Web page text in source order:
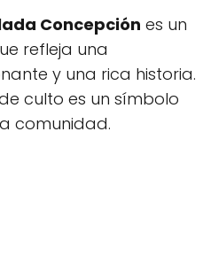
Concepción es un
refleja una
y una rica historia.
culto es un símbolo
comunidad.